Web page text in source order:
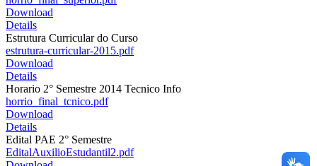
Download
Details
Estrutura Curricular do Curso
estrutura-curricular-2015.pdf
Download
Details
Horario 2° Semestre 2014 Tecnico Info
horrio_final_tcnico.pdf
Download
Details
Edital PAE 2° Semestre
EditalAuxilioEstudantil2.pdf